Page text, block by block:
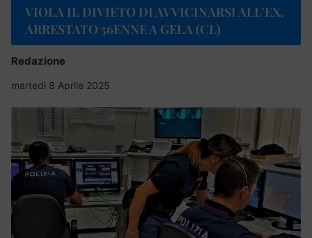
VIOLA IL DIVIETO DI AVVICINARSI ALL’EX,
ARRESTATO 56ENNE A GELA (CL)
Redazione
martedì 8 Aprile 2025